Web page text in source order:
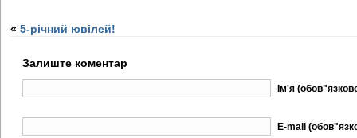
« 5-річний ювілей!
Залиште коментар
Ім'я
E-mail